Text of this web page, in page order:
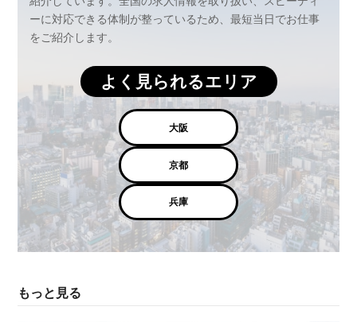
ーに対応できる体制が整っているため、最短当日でお仕事
をご紹介します。
よく見られるエリア
大阪
京都
兵庫
もっと見る